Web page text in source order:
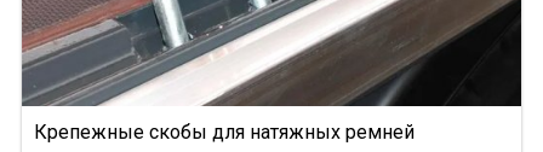
9532
952342
9541
95234
Крепежные скобы для натяжных ремней